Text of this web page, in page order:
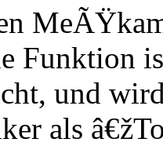
Funktion
und
als